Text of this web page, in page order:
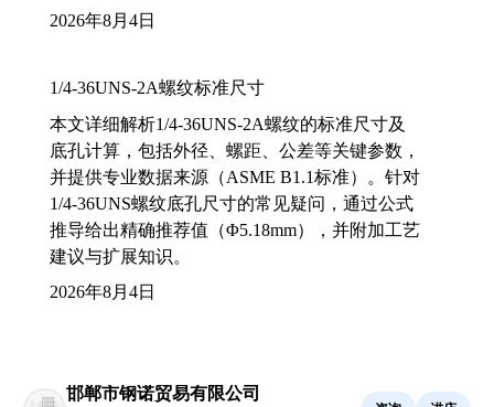
2026年8月4日
1/4-36UNS-2A螺纹标准尺寸
本文详细解析1/4-36UNS-2A螺纹的标准尺寸及
底孔计算，包括外径、螺距、公差等关键参数，
并提供专业数据来源（ASME B1.1标准）。针对
1/4-36UNS螺纹底孔尺寸的常见疑问，通过公式
推导给出精确推荐值（Φ5.18mm），并附加工艺
建议与扩展知识。
2026年8月4日
邯郸市钢诺贸易有限公司